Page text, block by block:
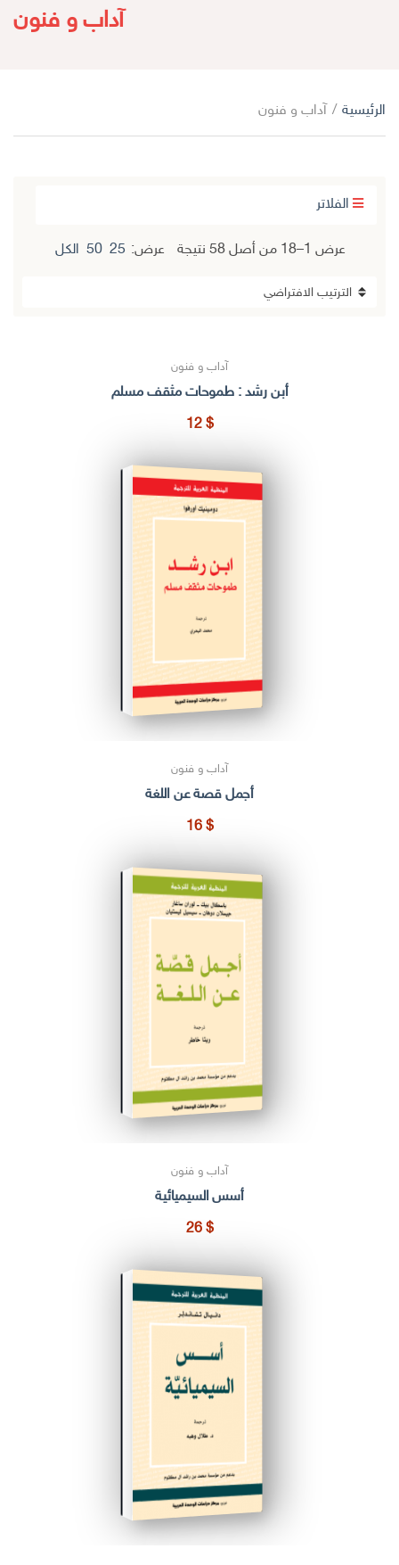
ي
ف
آداب و فنون
الرئيسية / آداب و فنون
الفلاتر
عرض 1–18 من أصل 58 نتيجة عرض: 25
50 الكل
آداب و فنون
أبن رشد : طموحات مثقف مسلم
12 $
آداب و فنون
أجمل قصة عن اللغة
16 $
آداب و فنون
أسس السيميائية
26 $